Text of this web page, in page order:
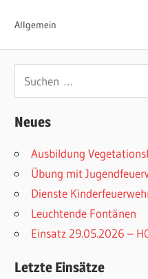
Allgemein
Neues
Ausbildung
Übung mit
Dienste
Leuchtende Fontänen
Einsatz 29.05.2026 –
Letzte Einsätze